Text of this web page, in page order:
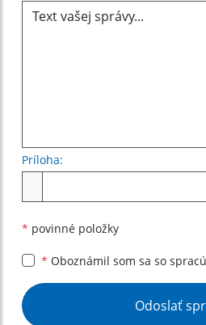
Príloha:
* povinné položky
* Oboznámil som sa so
Google reCaptcha Response
Odoslať